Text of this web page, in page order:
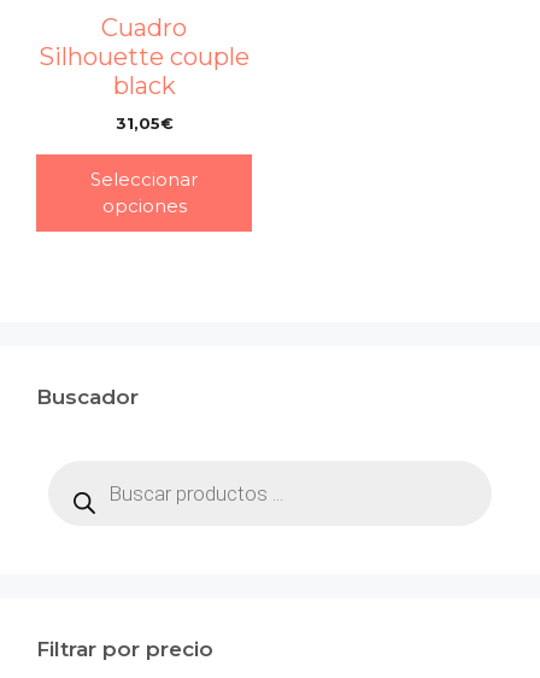
Cuadro
Silhouette couple
black
31,05€
Seleccionar
opciones
Buscador
productos
Filtrar por precio